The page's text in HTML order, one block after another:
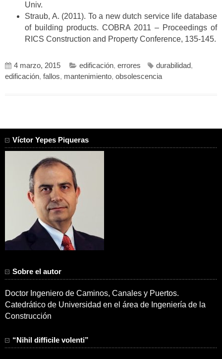
Univ.
Straub, A. (2011). To a new dutch service life database
of building products. COBRA 2011 – Proceedings of
RICS Construction and Property Conference, 135-145.
4 marzo, 2015 edificación, errores durabilidad,
edificación, fallos, mantenimiento, obsolescencia
Víctor Yepes Piqueras
Sobre el autor
Doctor Ingeniero de Caminos, Canales y Puertos.
Catedrático de Universidad en el área de Ingeniería de la
Construcción
“Nihil difficile volenti”